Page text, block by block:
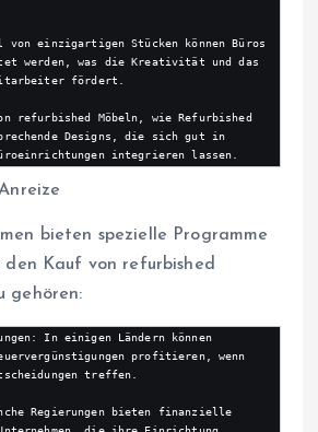
von einzigartigen Stücken können Büros
werden, was die Kreativität und das
fördert.
refurbished Möbeln, wie Refurbished
Designs, die sich gut in
integrieren lassen.
bieten spezielle Programme
Kauf von refurbished
gehören:
In einigen Ländern können
profitieren, wenn
treffen.
Regierungen bieten finanzielle